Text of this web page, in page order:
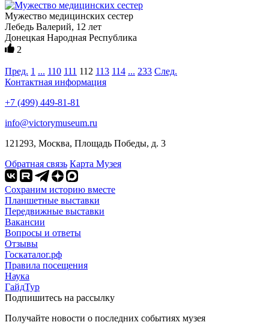
Мужество медицинских сестер
Лебедь Валерий, 12 лет
Донецкая Народная Республика
2
Пред. 1 ... 110 111 112 113 114 ... 233 След.
Контактная информация
+7 (499) 449-81-81
info@victorymuseum.ru
121293, Москва, Площадь Победы, д. 3
Обратная связь Карта Музея
Сохраним историю вместе
Планшетные выставки
Передвижные выставки
Вакансии
Вопросы и ответы
Отзывы
Госкаталог.рф
Правила посещения
Наука
ГайдТур
Подпишитесь на рассылку
Получайте новости о последних событиях музея